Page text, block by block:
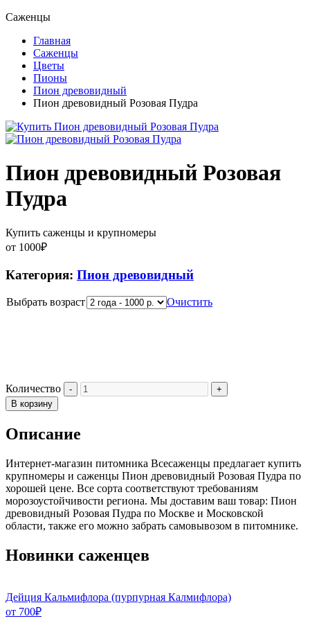
Саженцы
Главная
Саженцы
Цветы
Пионы
Пион древовидный
Пион древовидный Розовая Пудра
Пион древовидный Розовая
Пудра
Купить саженцы и крупномеры
от 1000₽
Категория: Пион древовидный
Выбрать возраст Очистить
Количество
В корзину
Описание
Интернет-магазин питомника Всесаженцы предлагает купить
крупномеры и саженцы Пион древовидный Розовая Пудра по
хорошей цене. Все сорта соответствуют требованиям
морозоустойчивости региона. Мы доставим ваш товар: Пион
древовидный Розовая Пудра по Москве и Московской
области, также его можно забрать самовывозом в питомнике.
Новинки саженцев
Дейция Кальмифлора (пурпурная Калмифлора)
от 700₽